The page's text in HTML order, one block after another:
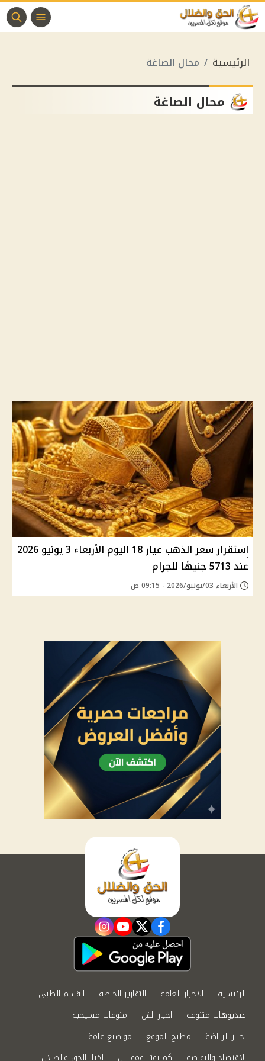
الرئيسية محال الصاغة
محال الصاغة
استقرار سعر الذهب عيار 18 اليوم الأربعاء 3 يونيو 2026
عند 5713 جنيهًا للجرام
الأربعاء 03/يونيو/2026 - 09:15 ص
facebook
twitter
youtube
instagram
الرئيسية الاخبار العامة التقارير الخاصة
القسم الطبي
فيديوهات متنوعة
اخبار الفن
منوعات مسيحية
اخبار الرياضة
مطبخ الموقع
مواضيع عامة
الاقتصاد والبورصة
كمبيوتر وموبايل اخبار الحق والضلال